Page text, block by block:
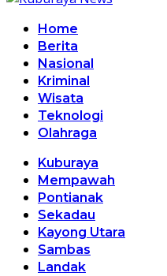
Home
Berita
Nasional
Kriminal
Wisata
Teknologi
Olahraga
Kuburaya
Mempawah
Pontianak
Sekadau
Kayong Utara
Sambas
Landak